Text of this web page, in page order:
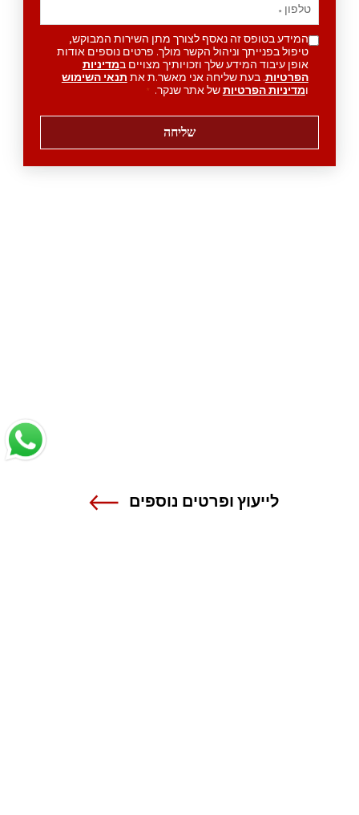
טלפון *
המידע בטופס זה נאסף לצורך מתן השירות המבוקש,
טיפול בפנייתך וניהול הקשר מולך. פרטים נוספים אודות
אופן עיבוד המידע שלך וזכויותיך מצויים במדיניות
הפרטיות. בעת שליחה אני מאשר.ת את תנאי השימוש
ומדיניות הפרטיותשל אתר שנקר. *
שליחה
לייעוץ ופרטים נוספים